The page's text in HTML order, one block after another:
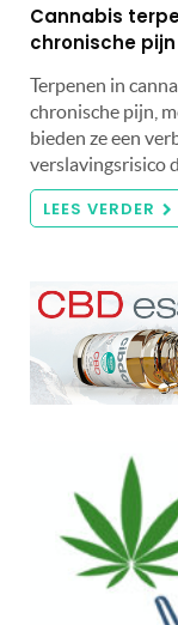
Cannabis
chronische pijn
Terpenen in
chronische pijn,
bieden ze een
verslavingsrisico
LEES VERDER